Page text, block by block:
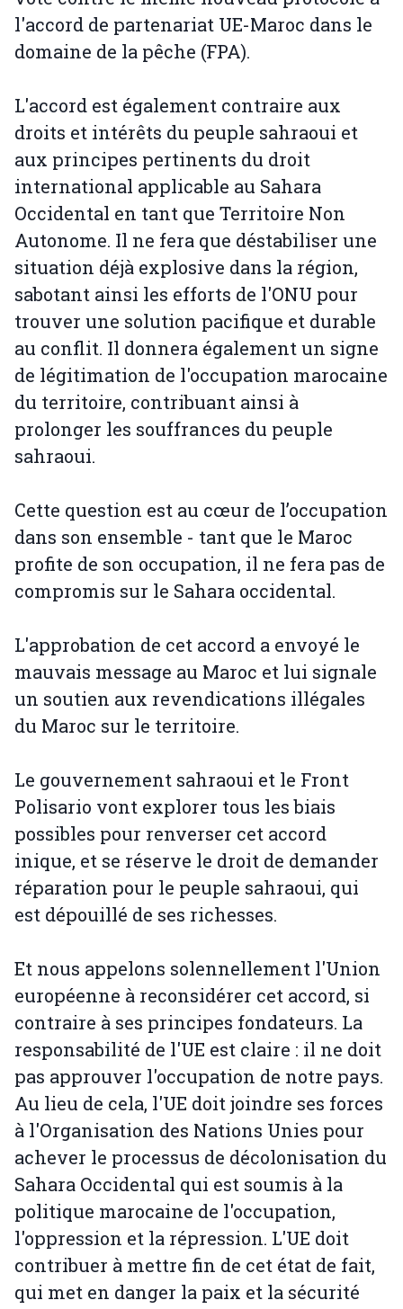
l'accord de partenariat UE-Maroc dans le
domaine de la pêche (FPA).
L'accord est également contraire aux
droits et intérêts du peuple sahraoui et
aux principes pertinents du droit
international applicable au Sahara
Occidental en tant que Territoire Non
Autonome. Il ne fera que déstabiliser une
situation déjà explosive dans la région,
sabotant ainsi les efforts de l'ONU pour
trouver une solution pacifique et durable
au conflit. Il donnera également un signe
de légitimation de l'occupation marocaine
du territoire, contribuant ainsi à
prolonger les souffrances du peuple
sahraoui.
Cette question est au cœur de l’occupation
dans son ensemble - tant que le Maroc
profite de son occupation, il ne fera pas de
compromis sur le Sahara occidental.
L'approbation de cet accord a envoyé le
mauvais message au Maroc et lui signale
un soutien aux revendications illégales
du Maroc sur le territoire.
Le gouvernement sahraoui et le Front
Polisario vont explorer tous les biais
possibles pour renverser cet accord
inique, et se réserve le droit de demander
réparation pour le peuple sahraoui, qui
est dépouillé de ses richesses.
Et nous appelons solennellement l'Union
européenne à reconsidérer cet accord, si
contraire à ses principes fondateurs. La
responsabilité de l'UE est claire : il ne doit
pas approuver l'occupation de notre pays.
Au lieu de cela, l'UE doit joindre ses forces
à l'Organisation des Nations Unies pour
achever le processus de décolonisation du
Sahara Occidental qui est soumis à la
politique marocaine de l'occupation,
l'oppression et la répression. L'UE doit
contribuer à mettre fin de cet état de fait,
qui met en danger la paix et la sécurité